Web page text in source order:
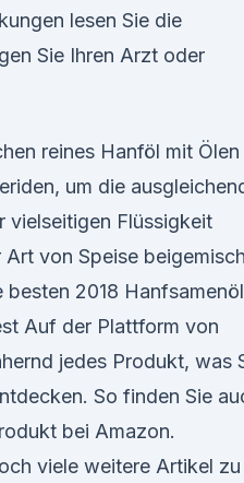
lesen Sie die
Sie Ihren Arzt oder
reines Hanföl mit Ölen
um die
vielseitigen Flüssigkeit
von Speise
2018 Hanfsamenöl
Auf der Plattform von
jedes Produkt, was
So finden Sie
bei Amazon.
viele weitere Artikel zu